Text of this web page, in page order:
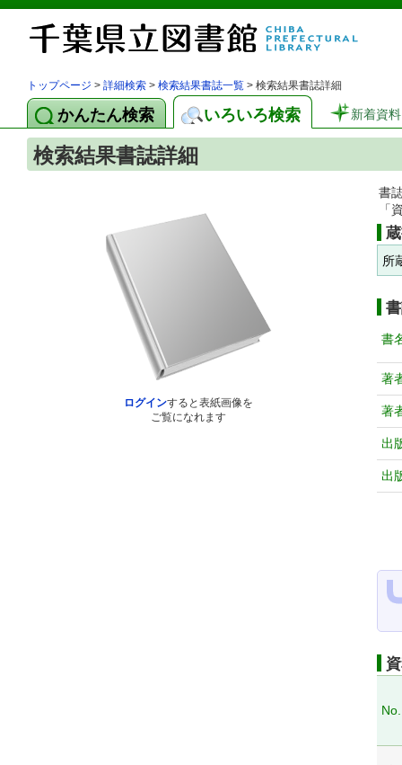
トップページ > 詳細検索 > 検索結果書誌一覧 > 検索結果書誌詳細
かんたん検索 いろいろ検索 新着資料
検索結果書誌詳細
ログインすると表紙画像を
ご覧になれます
書
「
所
書
著
著
出
出
No.